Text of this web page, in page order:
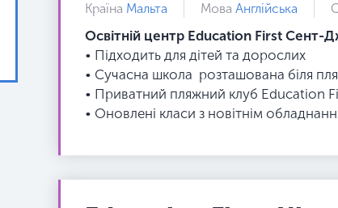
Країна Мальта Мова Англійська
Освітній центр Education First Сент-
• Підходить для дітей та дорослих
• Сучасна школа розташована біля
• Приватний пляжний клуб Education
• Оновлені класи з новітнім